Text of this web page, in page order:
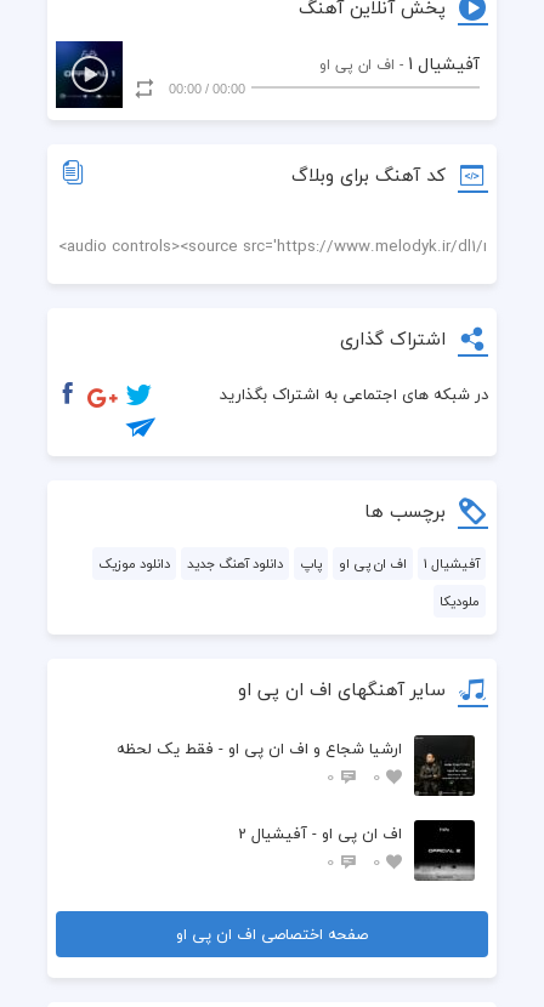
پخش آنلاین آهنگ
آفیشیال 1 - اف ان پی او
00:00
/
00:00
کد آهنگ برای وبلاگ
اشتراک گذاری
در شبکه های اجتماعی به اشتراک بگذارید
برچسب ها
آفیشیال 1 اف ان پی او پاپ دانلود آهنگ جدید
دانلود موزیک
ملودیکا
سایر آهنگهای اف ان پی او
ارشیا شجاع و اف ان پی او - فقط یک لحظه
0
0
اف ان پی او - آفیشیال 2
0
0
صفحه اختصاصی اف ان پی او